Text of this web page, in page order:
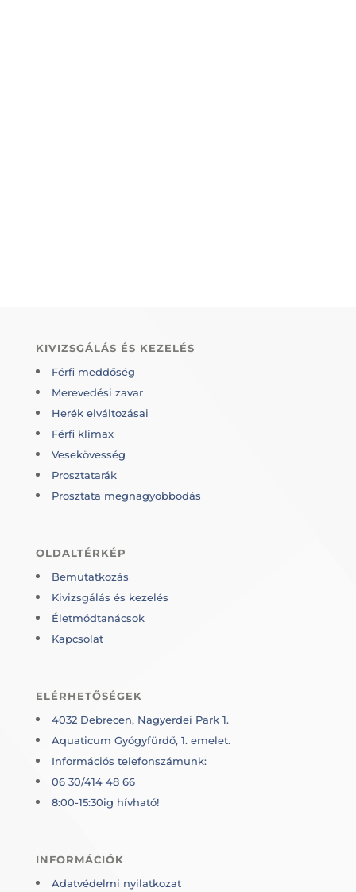
KIVIZSGÁLÁS ÉS KEZELÉS
Férfi meddőség
Merevedési zavar
Herék elváltozásai
Férfi klimax
Vesekövesség
Prosztatarák
Prosztata megnagyobbodás
OLDALTÉRKÉP
Bemutatkozás
Kivizsgálás és kezelés
Életmódtanácsok
Kapcsolat
ELÉRHETŐSÉGEK
4032 Debrecen, Nagyerdei Park 1.
Aquaticum Gyógyfürdő, 1. emelet.
Információs telefonszámunk:
06 30/414 48 66
8:00-15:30ig hívható!
INFORMÁCIÓK
Adatvédelmi nyilatkozat